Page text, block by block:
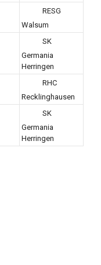
RESG
Walsum
SK
Germania
Herringen
RHC
Recklinghausen
SK
Germania
Herringen